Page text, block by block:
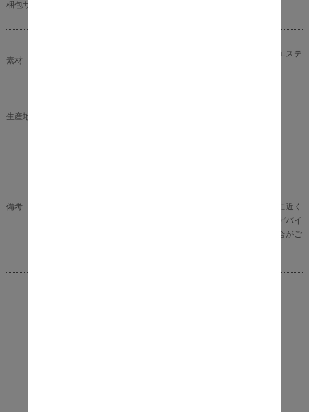
梱包サイズ
素材
ポリプロピレン、ナイロン、ポリウレタン、ポリエステ
生産地
備考
※商品の色味に関してましては、できる限り実物に近く
なる様に努めておりますが、ご利用のモニターやデバイ
スの発色によりまして、実物と異なって見える場合がご